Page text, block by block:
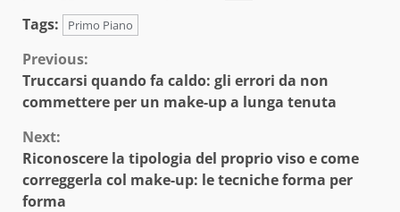
Tags:
Primo Piano
Continue
Reading
Previous:
Truccarsi quando fa caldo: gli errori da non
commettere per un make-up a lunga tenuta
Next:
Riconoscere la tipologia del proprio viso e come
correggerla col make-up: le tecniche forma per
forma